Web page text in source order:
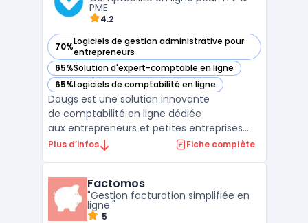
la chaîne d'approvisionnement ...
PME.
4.2
70%Logiciels de gestion administrative pour
entrepreneurs
— voir Dougs dans cette catégorie
65%Solution d'expert-comptable en ligne
— voir Dougs dans cette catégorie
65%Logiciels de comptabilité en ligne
— voir Dougs dans cette catégorie
Dougs est une solution innovante
de comptabilité en ligne dédiée
aux entrepreneurs et petites entreprises.
Grâce à son interface intuitive et ses outils
utilisateurs de se concentrer sur le
développement ...
Plus d’infos Fiche complète
Factomos
"Gestion facturation simplifiée en
ligne."
5